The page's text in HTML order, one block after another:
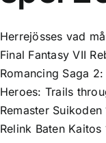
Herrejösses vad
Final Fantasy VII
Romancing Saga
Heroes: Trails
Remaster
Relink Baten